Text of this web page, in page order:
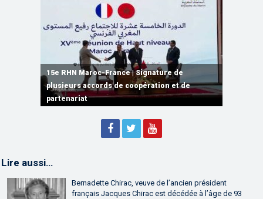
15e RHN Maroc-France | Signature de
plusieurs accords de coopération et de
partenariat
15e RHN Maroc-France | Discours de
Sébastien Lecornu premier ministre français
15e Réunion de Haut Niveau Maroc-France |
Discours de M. Aziz Akhannouch
Lire aussi…
Bernadette Chirac, veuve de l’ancien président
français Jacques Chirac est décédée à l’âge de 93